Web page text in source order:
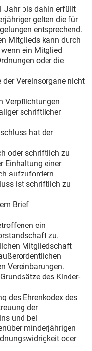
Jahr bis dahin erfüllt
gelten die für
entsprechend.
Mitglieds kann durch
ein Mitglied
oder die
der Vereinsorgane nicht
Verpflichtungen
schriftlicher
hat der
oder schriftlich zu
Einhaltung einer
aufzufordern.
ist schriftlich zu
Brief
ein
zu.
Mitgliedschaft
Vereinbarungen.
des Kinder-
des Ehrenkodex des
der
und bei
minderjährigen
oder